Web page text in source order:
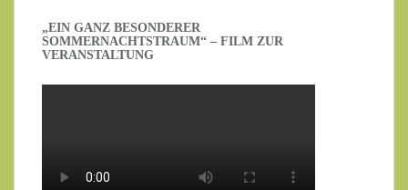
„EIN GANZ BESONDERER
SOMMERNACHTSTRAUM“ – FILM ZUR
VERANSTALTUNG